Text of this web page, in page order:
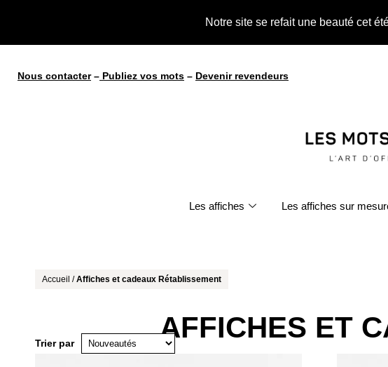
Notre site se refait une beauté cet
Nous contacter– Publiez vos mots – Devenir revendeurs
Les affiches Les affiches sur
Accueil /Affiches et cadeaux Rétablissement
AFFICHES ET
Trier par